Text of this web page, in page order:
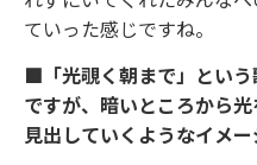
ていった感じですね。
■「光覗く朝まで」とい
ですが、暗いところから
見出していくようなイメー